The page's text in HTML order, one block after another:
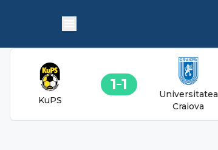
KuPS
1 1
Universitatea
Craiova